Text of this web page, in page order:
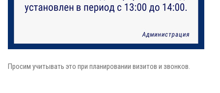
Просим учитывать это при планировании визитов и звонков.